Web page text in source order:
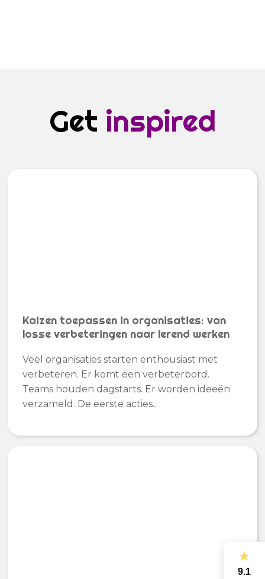
Get inspired
Kaizen toepassen in organisaties: van
losse verbeteringen naar lerend werken
Veel organisaties starten enthousiast met
verbeteren. Er komt een verbeterbord.
Teams houden dagstarts. Er worden ideeën
verzameld. De eerste acties..
★
9.1